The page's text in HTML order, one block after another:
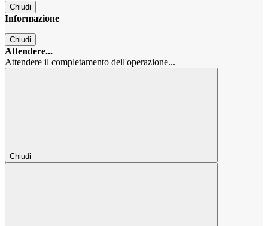
Chiudi
Informazione
Chiudi
Attendere...
Attendere il completamento dell'operazione...
Chiudi